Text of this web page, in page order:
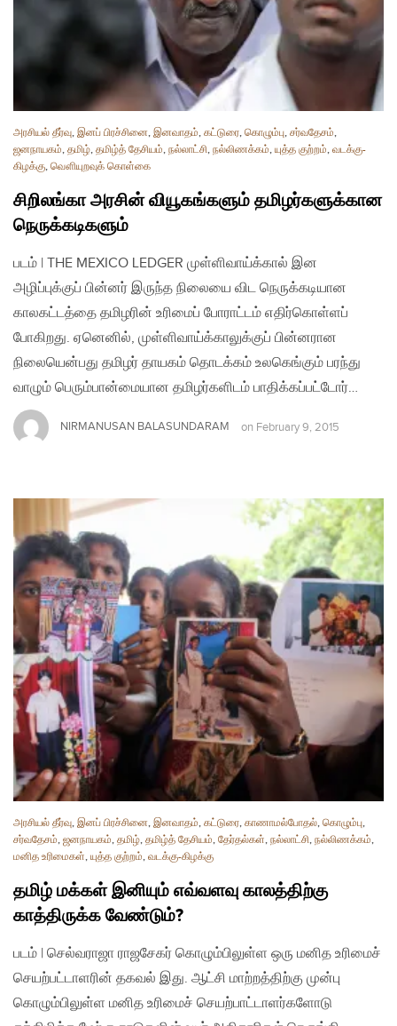
அரசியல் தீர்வு, இனப் பிரச்சினை, இனவாதம், கட்டுரை, கொழும்பு, சர்வதேசம்,
ஜனநாயகம், தமிழ், தமிழ்த் தேசியம், நல்லாட்சி, நல்லிணக்கம், யுத்த குற்றம், வடக்கு-
கிழக்கு, வௌியுறவுக் கொள்கை
சிறிலங்கா அரசின் வியூகங்களும் தமிழர்களுக்கான
நெருக்கடிகளும்
படம் | THE MEXICO LEDGER முள்ளிவாய்க்கால் இன
அழிப்புக்குப் பின்னர் இருந்த நிலையை விட நெருக்கடியான
காலகட்டத்தை தமிழரின் உரிமைப் போராட்டம் எதிர்கொள்ளப்
போகிறது. ஏனெனில், முள்ளிவாய்க்காலுக்குப் பின்னரான
நிலையென்பது தமிழர் தாயகம் தொடக்கம் உலகெங்கும் பரந்து
வாழும் பெரும்பான்மையான தமிழர்களிடம் பாதிக்கப்பட்டோர்…
NIRMANUSAN BALASUNDARAM on February 9, 2015
அரசியல் தீர்வு, இனப் பிரச்சினை, இனவாதம், கட்டுரை, காணாமல்போதல், கொழும்பு,
சர்வதேசம், ஜனநாயகம், தமிழ், தமிழ்த் தேசியம், தேர்தல்கள், நல்லாட்சி, நல்லிணக்கம்,
மனித உரிமைகள், யுத்த குற்றம், வடக்கு-கிழக்கு
தமிழ் மக்கள் இனியும் எவ்வளவு காலத்திற்கு
காத்திருக்க வேண்டும்?
படம் | செல்வராஜா ராஜசேகர் கொழும்பிலுள்ள ஒரு மனித உரிமைச்
செயற்பட்டாளரின் தகவல் இது. ஆட்சி மாற்றத்திற்கு முன்பு
கொழும்பிலுள்ள மனித உரிமைச் செயற்பாட்டாளர்களோடு